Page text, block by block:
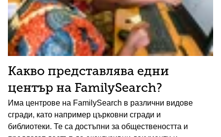
Какво представлява едни
център на FamilySearch?
Има центрове на FamilySearch в различни видове
сгради, като например църковни сгради и
библиотеки. Те са достъпни за обществеността и